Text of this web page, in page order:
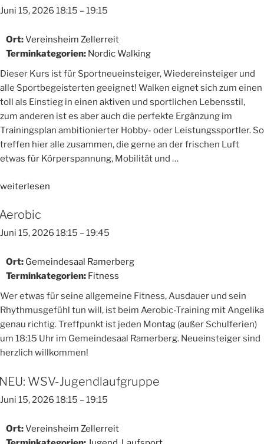
Juni 15, 2026 18:15 –19:15
Ort:Vereinsheim Zellerreit
Terminkategorien: Nordic Walking
Dieser Kurs ist für Sportneueinsteiger, Wiedereinsteiger und
alle Sportbegeisterten geeignet! Walken eignet sich zum einen
toll als Einstieg in einen aktiven und sportlichen Lebensstil,
zum anderen ist es aber auch die perfekte Ergänzung im
Trainingsplan ambitionierter Hobby- oder Leistungssportler. So
treffen hier alle zusammen, die gerne an der frischen Luft
etwas für Körperspannung, Mobilität und …
„Nordic
mit
Monika“
weiterlesen
Juni 15, 2026 18:15 –19:45
Ort: Gemeindesaal Ramerberg
Terminkategorien: Fitness
Wer etwas für seine allgemeine Fitness, Ausdauer und sein
Rhythmusgefühl tun will, ist beim Aerobic-Training mit Angelika
genau richtig. Treffpunkt ist jeden Montag (außer Schulferien)
um 18:15 Uhr im Gemeindesaal Ramerberg. Neueinsteiger sind
herzlich willkommen!
WSV-Jugendlaufgruppe
Juni 15, 2026 18:15 –19:15
Ort:Vereinsheim Zellerreit